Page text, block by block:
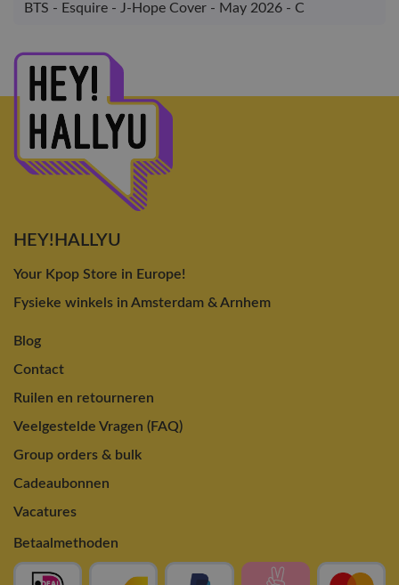
BTS - Esquire - J-Hope Cover - May 2026 - C
HEY!HALLYU
Your Kpop Store in Europe!
Fysieke winkels in Amsterdam & Arnhem
Blog
Contact
Ruilen en retourneren
Veelgestelde Vragen (FAQ)
Group orders & bulk
Cadeaubonnen
Vacatures
Betaalmethoden